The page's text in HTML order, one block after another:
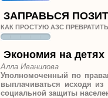
ЗАПРАВЬСЯ
КАК ПРОСТУЮ АЗС
Экономия на детях
Алла Иванилова
Уполномоченный по
выплачиваться исходя
социальной защиты